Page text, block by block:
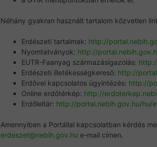
Néhány gyakran használt tartalom közvetlen
Erdészeti tartalmak: http://
Nyomtatványok: http://
EUTR-Faanyag származásigazolás:
Erdészeti illetékességkereső: http://
Erdővel kapcsolatos ügyintézés: http://
Online erdőtérkép: http://
Erdőleltár: http://portal.nebih.gov.hu/hu/
Amennyiben a Portállal kapcsolatban kérdés
erdeszet@nebih.gov.hu e-mail címen.